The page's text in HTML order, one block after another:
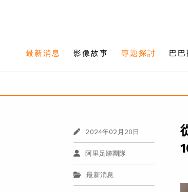
最新消息 影像故事 專題探討 巴巴
2024年02月20日
阿里足跡團隊
最新消息